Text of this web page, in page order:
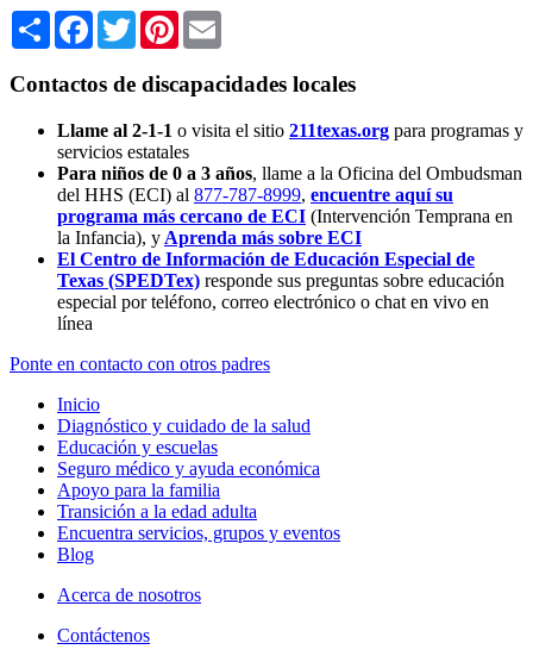
Share Facebook
TwitterPinterest
Contactos de discapacidades locales
Llame al 2-1-1 o visita el sitio 211texas.org para programas y
servicios estatales
Para niños de 0 a 3 años, llame a la Oficina del Ombudsman
del HHS (ECI) al 877-787-8999, encuentre aquí su
programa más cercano de ECI (Intervención Temprana en
la Infancia), y Aprenda más sobre ECI
El Centro de Información de Educación Especial de
Texas (SPEDTex) responde sus preguntas sobre educación
especial por teléfono, correo electrónico o chat en vivo en
línea
Ponte en contacto con otros padres
Inicio
Diagnóstico y cuidado de la salud
Educación y escuelas
Seguro médico y ayuda económica
Apoyo para la familia
Transición a la edad adulta
Encuentra servicios, grupos y eventos
Blog
Acerca de nosotros
Contáctenos